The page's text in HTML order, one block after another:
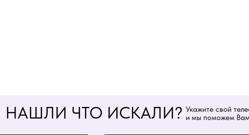
НАШЛИ ЧТО ИСКАЛИ? Укажите свой
и мы поможем